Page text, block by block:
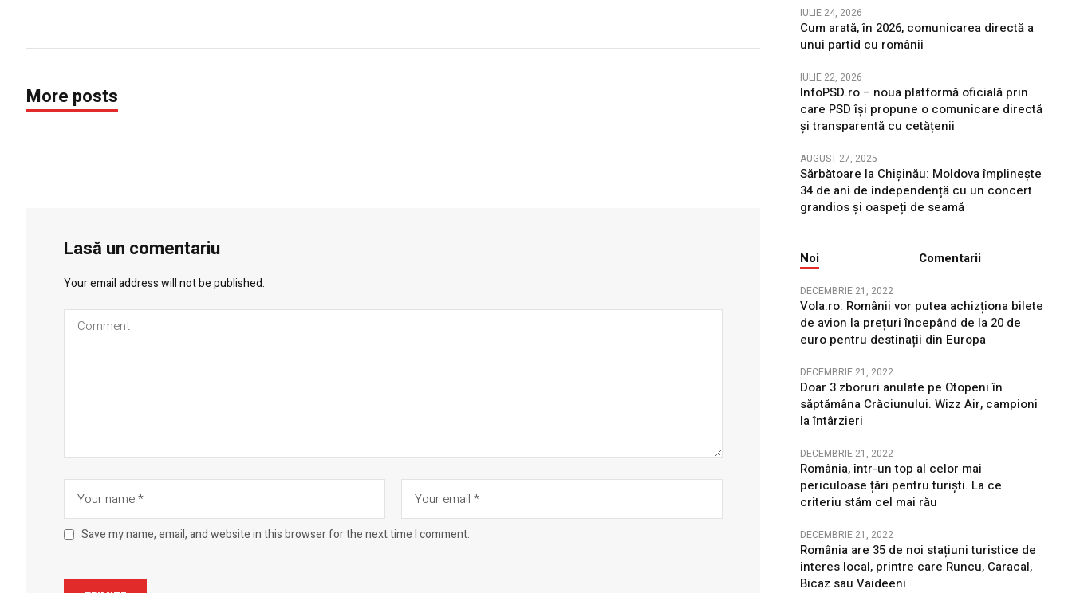
More posts
Lasă un comentariu
Your email address will not be published.
Save my name, email, and website in this browser for the next time I comment.
IULIE 24, 2026
Cum arată, în 2026, comunicarea directă a
unui partid cu românii
IULIE 22, 2026
InfoPSD.ro – noua platformă oficială prin
care PSD își propune o comunicare directă
și transparentă cu cetățenii
AUGUST 27, 2025
Sărbătoare la Chișinău: Moldova împlinește
34 de ani de independență cu un concert
grandios și oaspeți de seamă
Noi Comentarii
DECEMBRIE 21, 2022
Vola.ro: Românii vor putea achizționa bilete
de avion la prețuri începând de la 20 de
euro pentru destinații din Europa
DECEMBRIE 21, 2022
Doar 3 zboruri anulate pe Otopeni în
săptămâna Crăciunului. Wizz Air, campioni
la întârzieri
DECEMBRIE 21, 2022
România, într-un top al celor mai
periculoase țări pentru turiști. La ce
criteriu stăm cel mai rău
DECEMBRIE 21, 2022
România are 35 de noi stațiuni turistice de
interes local, printre care Runcu, Caracal,
Bicaz sau Vaideeni